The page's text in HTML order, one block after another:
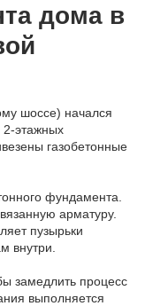
дома в
шоссе) начался
2-этажных
газобетонные
фундамента.
арматуру.
пузырьки
внутри.
замедлить процесс
выполняется